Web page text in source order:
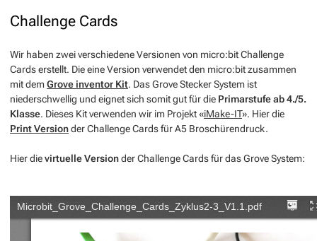
Challenge Cards
Wir haben zwei verschiedene Versionen von micro:bit Challenge
Cards erstellt. Die eine Version verwendet den micro:bit zusammen
mit dem Grove inventor Kit. Das Grove Stecker System ist
niederschwellig und eignet sich somit gut für die Primarstufe ab 4./5.
Klasse. Dieses Kit verwenden wir im Projekt «iMake-IT». Hier die
Print Versionder Challenge Cards für A5 Broschürendruck.
Hier dievirtuelle Versionder Challenge Cards für das Grove System: